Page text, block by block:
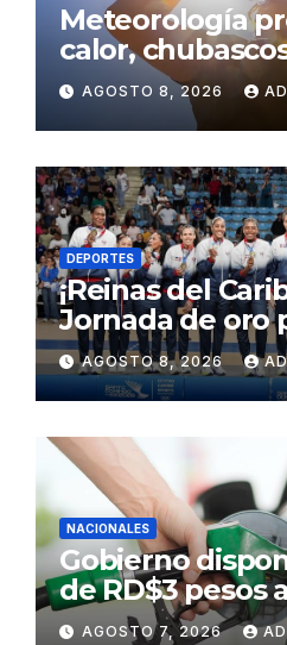
Meteorología
calor,
concentración
Sahara para
AGOSTO 8, 2026
DEPORTES
¡Reinas del
Jornada de oro
AGOSTO 8, 2026
NACIONALES
Gobierno
de RD$3 pesos
premium y
AGOSTO 7, 2026